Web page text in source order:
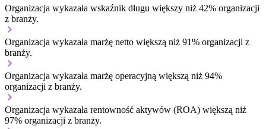
Organizacja wykazała wskaźnik długu większy niż 42% organizacji
z branży.
Organizacja wykazała marżę netto większą niż 91% organizacji z
branży.
Organizacja wykazała marżę operacyjną większą niż 94%
organizacji z branży.
Organizacja wykazała rentowność aktywów (ROA) większą niż
97% organizacji z branży.